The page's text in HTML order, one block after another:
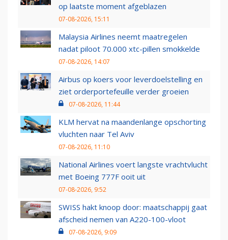
op laatste moment afgeblazen
07-08-2026, 15:11
Malaysia Airlines neemt maatregelen
nadat piloot 70.000 xtc-pillen smokkelde
07-08-2026, 14:07
Airbus op koers voor leverdoelstelling en
ziet orderportefeuille verder groeien
07-08-2026, 11:44
KLM hervat na maandenlange opschorting
vluchten naar Tel Aviv
07-08-2026, 11:10
National Airlines voert langste vrachtvlucht
met Boeing 777F ooit uit
07-08-2026, 9:52
SWISS hakt knoop door: maatschappij gaat
afscheid nemen van A220-100-vloot
07-08-2026, 9:09